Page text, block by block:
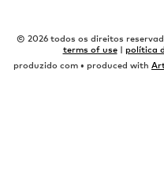
© 2026 todos os direitos
terms of use| política
produzido com • produced with